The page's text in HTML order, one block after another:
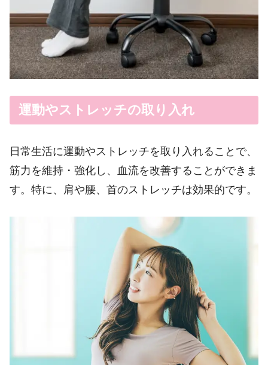
運動やストレッチの取り入れ
日常生活に運動やストレッチを取り入れることで、
筋力を維持・強化し、血流を改善することができま
す。特に、肩や腰、首のストレッチは効果的です。